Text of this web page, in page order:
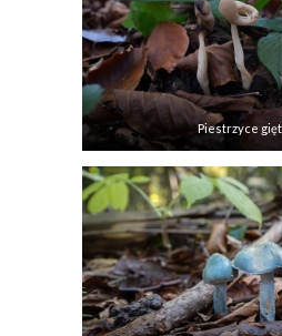
Piestrzyce